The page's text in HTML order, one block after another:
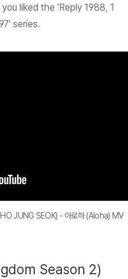
liked the 'Reply 1988, 1
series.
JUNG SEOK) - 아로하 (Aloha) MV
Season 2)